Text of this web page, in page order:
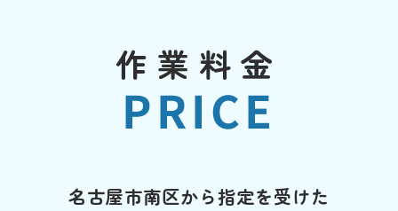
作業料金
PRICE
名古屋市南区から指定を受けた